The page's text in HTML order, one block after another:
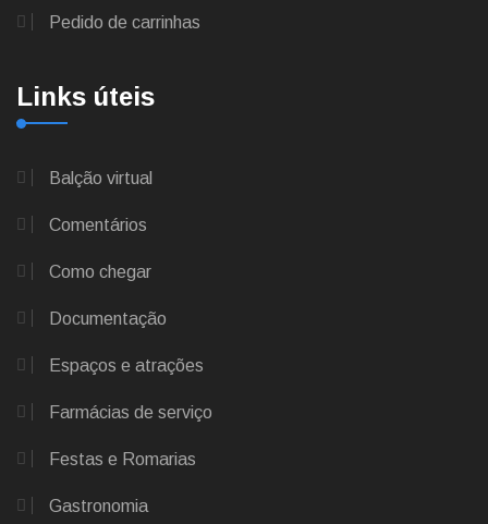
Pedido de carrinhas
Links úteis
Balção virtual
Comentários
Como chegar
Documentação
Espaços e atrações
Farmácias de serviço
Festas e Romarias
Gastronomia